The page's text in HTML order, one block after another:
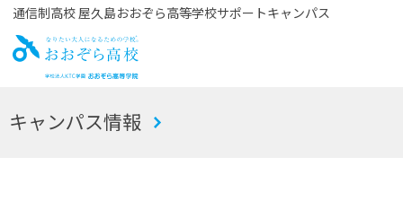
通信制高校 屋久島おおぞら高等学校サポートキャンパス
お
キャンパス情報